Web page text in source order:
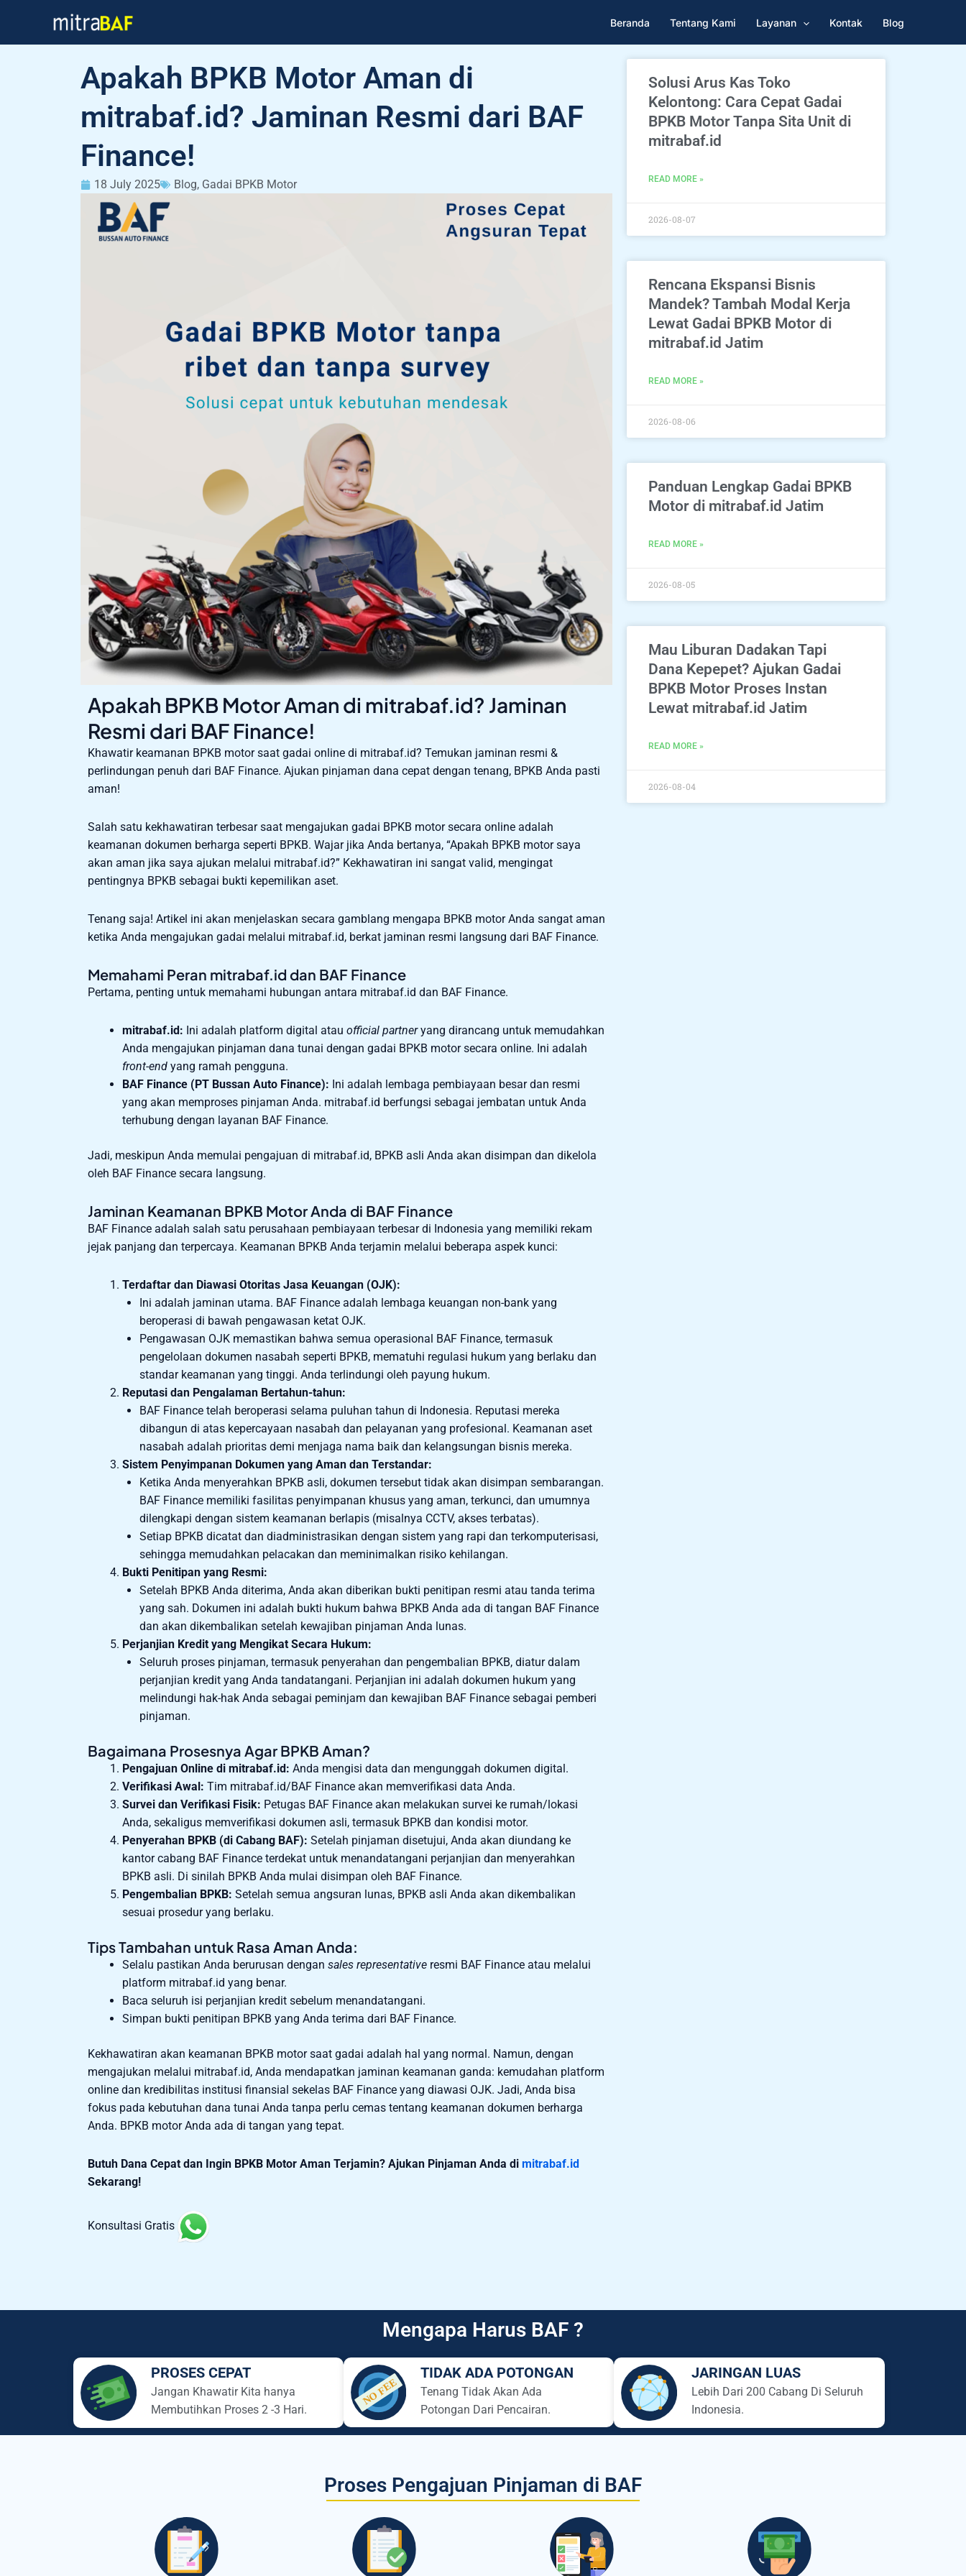
content
Beranda Tentang Kami Layanan Kontak Blog
Apakah BPKB Motor Aman di
mitrabaf.id? Jaminan Resmi dari BAF
Finance!
18 July 2025 Blog, Gadai BPKB Motor
Apakah BPKB Motor Aman di mitrabaf.id? Jaminan
Resmi dari BAF Finance!
Khawatir keamanan BPKB motor saat gadai online di mitrabaf.id? Temukan jaminan resmi &
perlindungan penuh dari BAF Finance. Ajukan pinjaman dana cepat dengan tenang, BPKB Anda pasti
aman!
Salah satu kekhawatiran terbesar saat mengajukan gadai BPKB motor secara online adalah
keamanan dokumen berharga seperti BPKB. Wajar jika Anda bertanya, “Apakah BPKB motor saya
akan aman jika saya ajukan melalui mitrabaf.id?” Kekhawatiran ini sangat valid, mengingat
pentingnya BPKB sebagai bukti kepemilikan aset.
Tenang saja! Artikel ini akan menjelaskan secara gamblang mengapa BPKB motor Anda sangat aman
ketika Anda mengajukan gadai melalui mitrabaf.id, berkat jaminan resmi langsung dari BAF Finance.
Memahami Peran mitrabaf.id dan BAF Finance
Pertama, penting untuk memahami hubungan antara mitrabaf.id dan BAF Finance.
mitrabaf.id: Ini adalah platform digital atau official partneryang dirancang untuk memudahkan
Anda mengajukan pinjaman dana tunai dengan gadai BPKB motor secara online. Ini adalah
front-end yang ramah pengguna.
BAF Finance (PT Bussan Auto Finance): Ini adalah lembaga pembiayaan besar dan resmi
yang akan memproses pinjaman Anda. mitrabaf.id berfungsi sebagai jembatan untuk Anda
terhubung dengan layanan BAF Finance.
Jadi, meskipun Anda memulai pengajuan di mitrabaf.id, BPKB asli Anda akan disimpan dan dikelola
oleh BAF Finance secara langsung.
Jaminan Keamanan BPKB Motor Anda di BAF Finance
BAF Finance adalah salah satu perusahaan pembiayaan terbesar di Indonesia yang memiliki rekam
jejak panjang dan terpercaya. Keamanan BPKB Anda terjamin melalui beberapa aspek kunci:
Terdaftar dan Diawasi Otoritas Jasa Keuangan (OJK):
Ini adalah jaminan utama. BAF Finance adalah lembaga keuangan non-bank yang
beroperasi di bawah pengawasan ketat OJK.
Pengawasan OJK memastikan bahwa semua operasional BAF Finance, termasuk
pengelolaan dokumen nasabah seperti BPKB, mematuhi regulasi hukum yang berlaku dan
standar keamanan yang tinggi. Anda terlindungi oleh payung hukum.
Reputasi dan Pengalaman Bertahun-tahun:
BAF Finance telah beroperasi selama puluhan tahun di Indonesia. Reputasi mereka
dibangun di atas kepercayaan nasabah dan pelayanan yang profesional. Keamanan aset
nasabah adalah prioritas demi menjaga nama baik dan kelangsungan bisnis mereka.
Sistem Penyimpanan Dokumen yang Aman dan Terstandar:
Ketika Anda menyerahkan BPKB asli, dokumen tersebut tidak akan disimpan sembarangan.
BAF Finance memiliki fasilitas penyimpanan khusus yang aman, terkunci, dan umumnya
dilengkapi dengan sistem keamanan berlapis (misalnya CCTV, akses terbatas).
Setiap BPKB dicatat dan diadministrasikan dengan sistem yang rapi dan terkomputerisasi,
sehingga memudahkan pelacakan dan meminimalkan risiko kehilangan.
Bukti Penitipan yang Resmi:
Setelah BPKB Anda diterima, Anda akan diberikan bukti penitipan resmi atau tanda terima
yang sah. Dokumen ini adalah bukti hukum bahwa BPKB Anda ada di tangan BAF Finance
dan akan dikembalikan setelah kewajiban pinjaman Anda lunas.
Perjanjian Kredit yang Mengikat Secara Hukum:
Seluruh proses pinjaman, termasuk penyerahan dan pengembalian BPKB, diatur dalam
perjanjian kredit yang Anda tandatangani. Perjanjian ini adalah dokumen hukum yang
melindungi hak-hak Anda sebagai peminjam dan kewajiban BAF Finance sebagai pemberi
pinjaman.
Bagaimana Prosesnya Agar BPKB Aman?
Pengajuan Online di mitrabaf.id: Anda mengisi data dan mengunggah dokumen digital.
Verifikasi Awal: Tim mitrabaf.id/BAF Finance akan memverifikasi data Anda.
Survei dan Verifikasi Fisik: Petugas BAF Finance akan melakukan survei ke rumah/lokasi
Anda, sekaligus memverifikasi dokumen asli, termasuk BPKB dan kondisi motor.
Penyerahan BPKB (di Cabang BAF): Setelah pinjaman disetujui, Anda akan diundang ke
kantor cabang BAF Finance terdekat untuk menandatangani perjanjian dan menyerahkan
BPKB asli. Di sinilah BPKB Anda mulai disimpan oleh BAF Finance.
Pengembalian BPKB: Setelah semua angsuran lunas, BPKB asli Anda akan dikembalikan
sesuai prosedur yang berlaku.
Tips Tambahan untuk Rasa Aman Anda:
Selalu pastikan Anda berurusan dengan sales representative resmi BAF Finance atau melalui
platform mitrabaf.id yang benar.
Baca seluruh isi perjanjian kredit sebelum menandatangani.
Simpan bukti penitipan BPKB yang Anda terima dari BAF Finance.
Kekhawatiran akan keamanan BPKB motor saat gadai adalah hal yang normal. Namun, dengan
mengajukan melalui mitrabaf.id, Anda mendapatkan jaminan keamanan ganda: kemudahan platform
online dan kredibilitas institusi finansial sekelas BAF Finance yang diawasi OJK. Jadi, Anda bisa
fokus pada kebutuhan dana tunai Anda tanpa perlu cemas tentang keamanan dokumen berharga
Anda. BPKB motor Anda ada di tangan yang tepat.
Butuh Dana Cepat dan Ingin BPKB Motor Aman Terjamin? Ajukan Pinjaman Anda di mitrabaf.id
Sekarang!
Konsultasi Gratis
Solusi Arus Kas Toko
Kelontong: Cara Cepat Gadai
BPKB Motor Tanpa Sita Unit di
mitrabaf.id
READ MORE »
2026-08-07
Rencana Ekspansi Bisnis
Mandek? Tambah Modal Kerja
Lewat Gadai BPKB Motor di
mitrabaf.id Jatim
READ MORE »
2026-08-06
Panduan Lengkap Gadai BPKB
Motor di mitrabaf.id Jatim
READ MORE »
2026-08-05
Mau Liburan Dadakan Tapi
Dana Kepepet? Ajukan Gadai
BPKB Motor Proses Instan
Lewat mitrabaf.id Jatim
READ MORE »
2026-08-04
Mengapa Harus BAF ?
PROSES CEPAT
Jangan Khawatir Kita hanya
Membutihkan Proses 2 -3 Hari.
TIDAK ADA POTONGAN
Tenang Tidak Akan Ada
Potongan Dari Pencairan.
JARINGAN LUAS
Lebih Dari 200 Cabang Di Seluruh
Indonesia.
Proses Pengajuan Pinjaman di BAF